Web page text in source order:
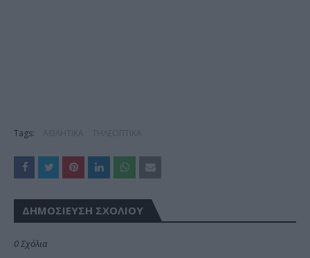
Tags:
ΔΗΜΟΣΊΕΥΣΗ ΣΧΟΛΊΟΥ
0 Σχόλια